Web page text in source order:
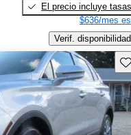
El precio incluye tasas
$636/mes
Verif. disponibilidad